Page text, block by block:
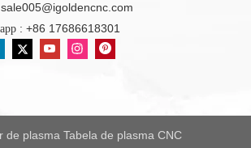
sale005@igoldencnc.com
: +86 17686618301
de plasma Tabela de plasma CNC